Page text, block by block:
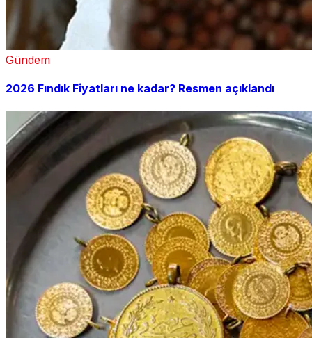
Gündem
2026 Fındık Fiyatları ne kadar? Resmen açıklandı